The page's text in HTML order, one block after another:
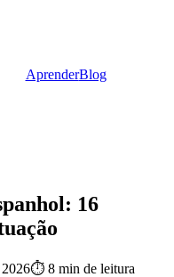
AprenderBlog
16
⏱ 8 min de leitura